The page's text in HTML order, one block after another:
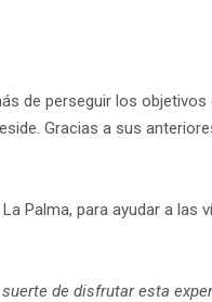
de perseguir los objetivos
Gracias a sus
Palma, para ayudar a las
de disfrutar esta